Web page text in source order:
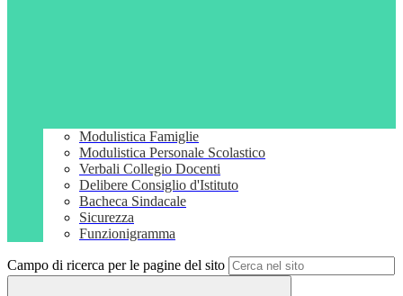
Modulistica Famiglie
Modulistica Personale Scolastico
Verbali Collegio Docenti
Delibere Consiglio d'Istituto
Bacheca Sindacale
Sicurezza
Funzionigramma
Campo di ricerca per le pagine del sito